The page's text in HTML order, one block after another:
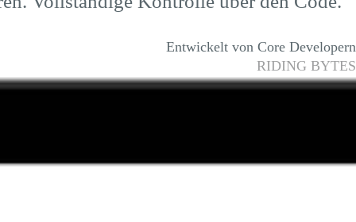
Entwickelt von Core Developern
RIDING BYTES